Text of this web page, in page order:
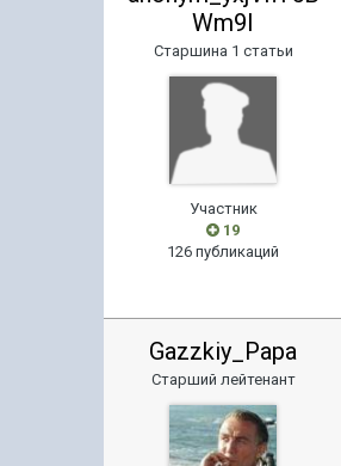
Wm9I
Старшина 1 статьи
Участник
19
126 публикаций
Gazzkiy_Papa
Старший лейтенант